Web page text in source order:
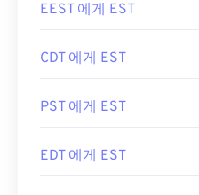
EEST 에게 EST
CDT 에게 EST
PST 에게 EST
EDT 에게 EST